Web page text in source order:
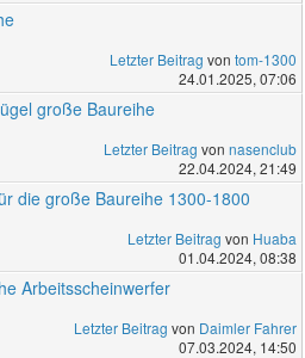
Letzter Beitrag von tom-1300
24.01.2025, 07:06
große Baureihe
Letzter Beitrag von nasenclub
22.04.2024, 21:49
die große Baureihe 1300-1800
Letzter Beitrag von Huaba
01.04.2024, 08:38
Arbeitsscheinwerfer
Letzter Beitrag von Daimler Fahrer
07.03.2024, 14:50